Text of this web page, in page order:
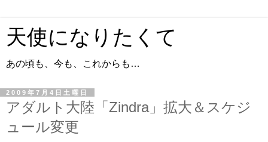
天使になりたくて
あの頃も、今も、これからも…
2009年7月4日土曜日
アダルト大陸「Zindra」拡大＆スケジ
ュール変更